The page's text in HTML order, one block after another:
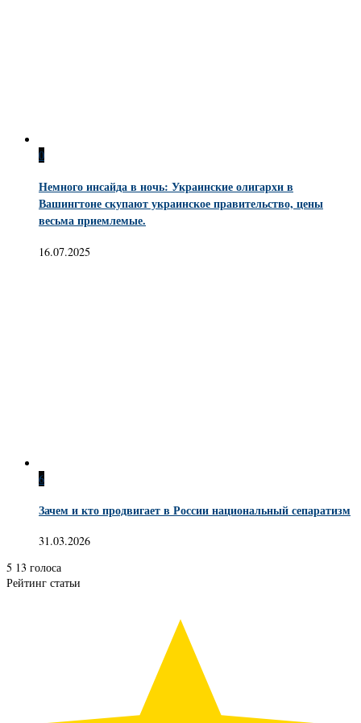
0
Немного инсайда в ночь: Украинские олигархи в
Вашингтоне скупают украинское правительство, цены
весьма приемлемые.
16.07.2025
6
Зачем и кто продвигает в России национальный сепаратизм
31.03.2026
5 13 голоса
Рейтинг статьи